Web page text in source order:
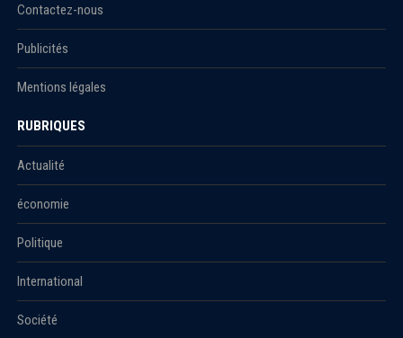
Contactez-nous
Publicités
Mentions légales
RUBRIQUES
Actualité
économie
Politique
International
Société